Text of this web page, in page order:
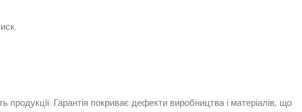
продукції. Гарантія покриває дефекти виробництва і матеріалів, що